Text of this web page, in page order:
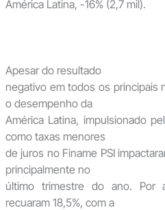
América Latina, -16% (2,7 mil).
Apesar do resultado
negativo em todos os principais
o desempenho da
América Latina, impulsionado
como taxas menores
de juros no Finame PSI
principalmente no
último trimestre do ano. Por
recuaram 18,5%, com a